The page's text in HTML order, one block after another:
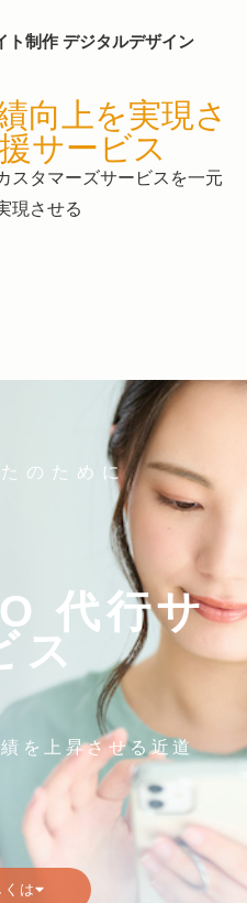
制作 デジタルデザイン
向上を実現さ
サービス
スタマーズサービスを一元
現させる
のために
代行サ
ス
を上昇させる近道
くは